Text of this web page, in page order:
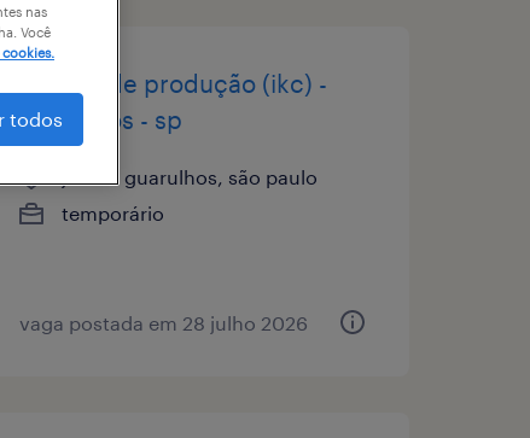
auxiliar de produção (ikc) -
guarulhos - sp
jardim guarulhos, são paulo
temporário
vaga postada em 28 julho 2026
nas
Você
todos